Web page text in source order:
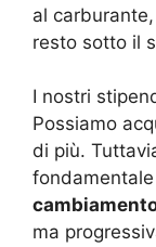
al
resto sotto il
I nostri
Possiamo
di più.
ma